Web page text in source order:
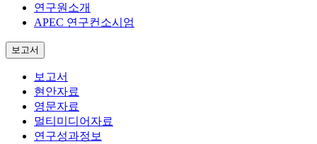
연구원소개
APEC 연구컨소시엄
보고서
보고서
현안자료
영문자료
멀티미디어자료
연구성과정보